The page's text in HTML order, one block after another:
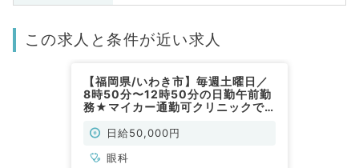
この求人と条件が近い求人
【福岡県/いわき市】毎週土曜日／
8時50分〜12時50分の日勤午前勤
務★マイカー通勤可クリニックで
日給50,000円
眼科